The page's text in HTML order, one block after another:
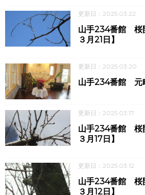
更新日：2025.03.22
山手234番館 桜
３月21日】
更新日：2025.03.20
山手234番館 元
更新日：2025.03.17
山手234番館 桜
３月17日】
更新日：2025.03.12
山手234番館 桜
３月12日】